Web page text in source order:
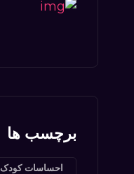
برچسب ها
احساسات کودک